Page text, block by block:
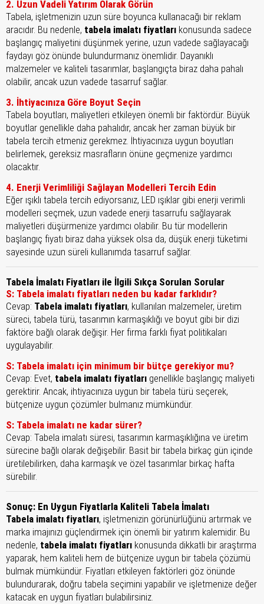
2. Uzun Vadeli Yatırım Olarak Görün
Tabela, işletmenizin uzun süre boyunca kullanacağı bir reklam
aracıdır. Bu nedenle, tabela imalatı fiyatları konusunda sadece
başlangıç maliyetini düşünmek yerine, uzun vadede sağlayacağı
faydayı göz önünde bulundurmanız önemlidir. Dayanıklı
malzemeler ve kaliteli tasarımlar, başlangıçta biraz daha pahalı
olabilir, ancak uzun vadede tasarruf sağlar.
3. İhtiyacınıza Göre Boyut Seçin
Tabela boyutları, maliyetleri etkileyen önemli bir faktördür. Büyük
boyutlar genellikle daha pahalıdır, ancak her zaman büyük bir
tabela tercih etmeniz gerekmez. İhtiyacınıza uygun boyutları
belirlemek, gereksiz masrafların önüne geçmenize yardımcı
olacaktır.
4. Enerji Verimliliği Sağlayan Modelleri Tercih Edin
Eğer ışıklı tabela tercih ediyorsanız, LED ışıklar gibi enerji verimli
modelleri seçmek, uzun vadede enerji tasarrufu sağlayarak
maliyetleri düşürmenize yardımcı olabilir. Bu tür modellerin
başlangıç fiyatı biraz daha yüksek olsa da, düşük enerji tüketimi
sayesinde uzun süreli kullanımda tasarruf sağlar.
Tabela İmalatı Fiyatları ile İlgili Sıkça Sorulan Sorular
S: Tabela imalatı fiyatları neden bu kadar farklıdır?
Cevap: Tabela imalatı fiyatları, kullanılan malzemeler, üretim
süreci, tabela türü, tasarımın karmaşıklığı ve boyut gibi bir dizi
faktöre bağlı olarak değişir. Her firma farklı fiyat politikaları
uygulayabilir.
S: Tabela imalatı için minimum bir bütçe gerekiyor mu?
Cevap: Evet, tabela imalatı fiyatları genellikle başlangıç maliyeti
gerektirir. Ancak, ihtiyacınıza uygun bir tabela türü seçerek,
bütçenize uygun çözümler bulmanız mümkündür.
S: Tabela imalatı ne kadar sürer?
Cevap: Tabela imalatı süresi, tasarımın karmaşıklığına ve üretim
sürecine bağlı olarak değişebilir. Basit bir tabela birkaç gün içinde
üretilebilirken, daha karmaşık ve özel tasarımlar birkaç hafta
sürebilir.
Sonuç: En Uygun Fiyatlarla Kaliteli Tabela İmalatı
Tabela imalatı fiyatları, işletmenizin görünürlüğünü artırmak ve
marka imajınızı güçlendirmek için önemli bir yatırım kalemidir. Bu
nedenle, tabela imalatı fiyatları konusunda dikkatli bir araştırma
yaparak, hem kaliteli hem de bütçenize uygun bir tabela çözümü
bulmak mümkündür. Fiyatları etkileyen faktörleri göz önünde
bulundurarak, doğru tabela seçimini yapabilir ve işletmenize değer
katacak en uygun fiyatları bulabilirsiniz.